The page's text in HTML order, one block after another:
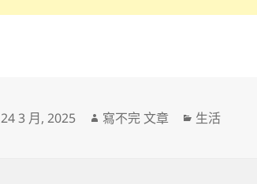
發
24 3 月, 2025
作
寫不完 文章
分
生活